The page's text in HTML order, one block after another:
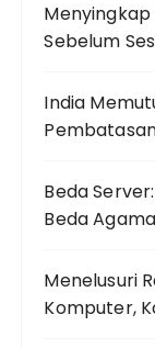
Menyingkap
Sebelum
India
Beda
Beda Agama
Menelusuri
Komputer,